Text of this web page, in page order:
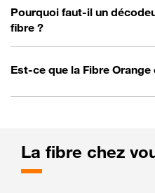
Pourquoi faut-il un
fibre ?
Est-ce que la Fibre
La fibre chez